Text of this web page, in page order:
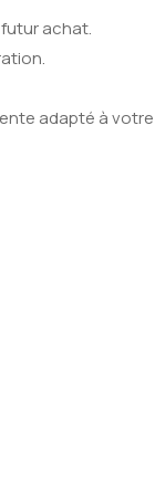
achat.
adapté à